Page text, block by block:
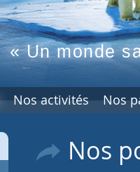
« Un monde
Nos activités Nos
Nos